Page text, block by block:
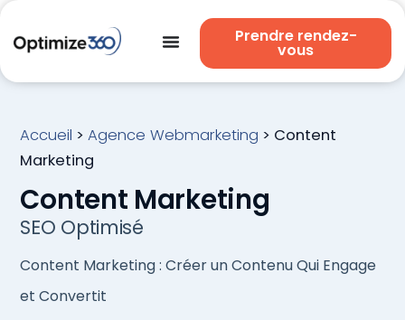
Prendre rendez-
vous
Accueil >Agence Webmarketing > Content
Marketing
Content Marketing
SEO Optimisé
Content Marketing : Créer un Contenu Qui Engage
et Convertit